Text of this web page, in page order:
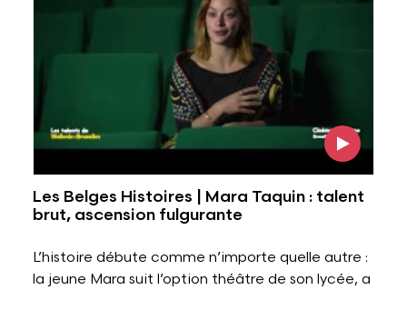
Les Belges Histoires | Mara Taquin : talent
brut, ascension fulgurante
L’histoire débute comme n’importe quelle autre :
la jeune Mara suit l’option théâtre de son lycée, a